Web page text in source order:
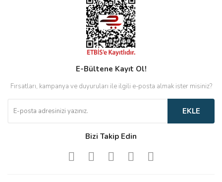
E-Bültene Kayıt Ol!
Fırsatları, kampanya ve duyuruları ile ilgili e-posta almak ister misiniz?
EKLE
Bizi Takip Edin